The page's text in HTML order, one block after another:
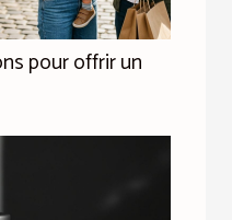
pour offrir un